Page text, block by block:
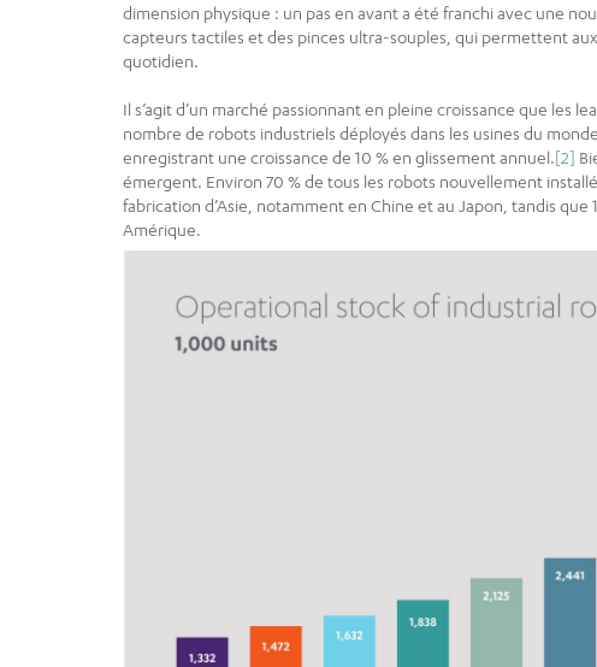
dimension physique : un pas en avant a été franchi avec une
capteurs tactiles et des pinces ultra-souples, qui permettent
quotidien.
Il s’agit d’un marché passionnant en pleine croissance que les
nombre de robots industriels déployés dans les usines du
enregistrant une croissance de 10 % en glissement annuel.[2]
émergent. Environ 70 % de tous les robots nouvellement
fabrication d’Asie, notamment en Chine et au Japon, tandis que
Amérique.